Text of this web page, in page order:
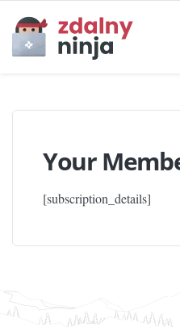
Your
[subscription_details]